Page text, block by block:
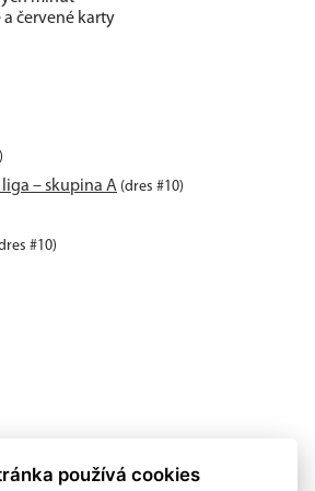
a červené karty
– skupina A (dres #10)
#10)
používá cookies